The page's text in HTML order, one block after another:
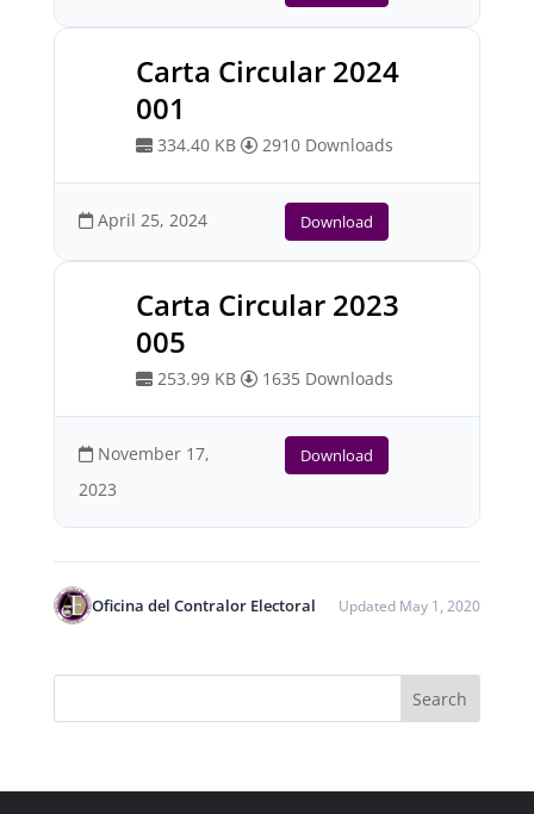
Carta Circular 2024
001
334.40 KB 2910 Downloads
April 25, 2024 Download
Carta Circular 2023
005
253.99 KB 1635 Downloads
November 17,
2023
Download
Oficina del Contralor Electoral Updated May 1, 2020